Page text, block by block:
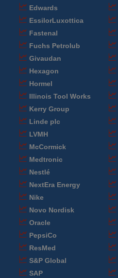
Edwards
EssilorLuxottica
Fastenal
Fuchs Petrolub
Givaudan
Hexagon
Hormel
Illinois Tool Works
Kerry Group
Linde plc
LVMH
McCormick
Medtronic
Nestlé
NextEra Energy
Nike
Novo Nordisk
Oracle
PepsiCo
ResMed
S&P Global
SAP